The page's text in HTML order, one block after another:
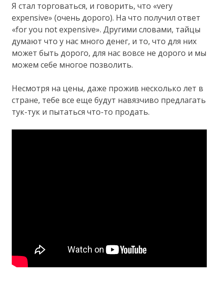
Я стал торговаться, и говорить, что «very
expensive» (очень дорого). На что получил ответ
«for you not expensive». Другими словами, тайцы
думают что у нас много денег, и то, что для них
может быть дорого, для нас вовсе не дорого и мы
можем себе многое позволить.
Несмотря на цены, даже прожив несколько лет в
стране, тебе все еще будут навязчиво предлагать
тук-тук и пытаться что-то продать.